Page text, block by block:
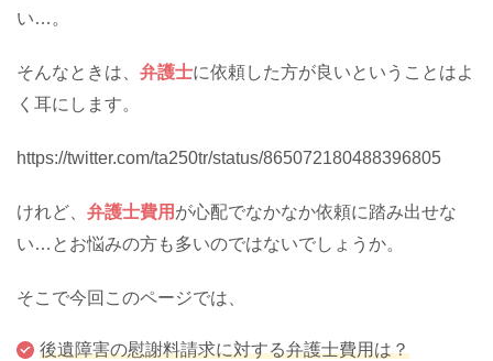
い…。
そんなときは、 弁護士に依頼した方が良いということはよ
く耳にします。
https://twitter.com/ta250tr/status/865072180488396805
けれど、 弁護士費用 が心配でなかなか依頼に踏み出せな
い…とお悩みの方も多いのではないでしょうか。
そこで今回このページでは、
後遺障害の慰謝料請求に対する弁護士費用は？